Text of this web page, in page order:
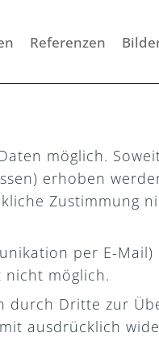
Referenzen
möglich.
erhoben
Zustimmung
per E-Mail)
nicht möglich.
durch Dritte zur
ausdrücklich